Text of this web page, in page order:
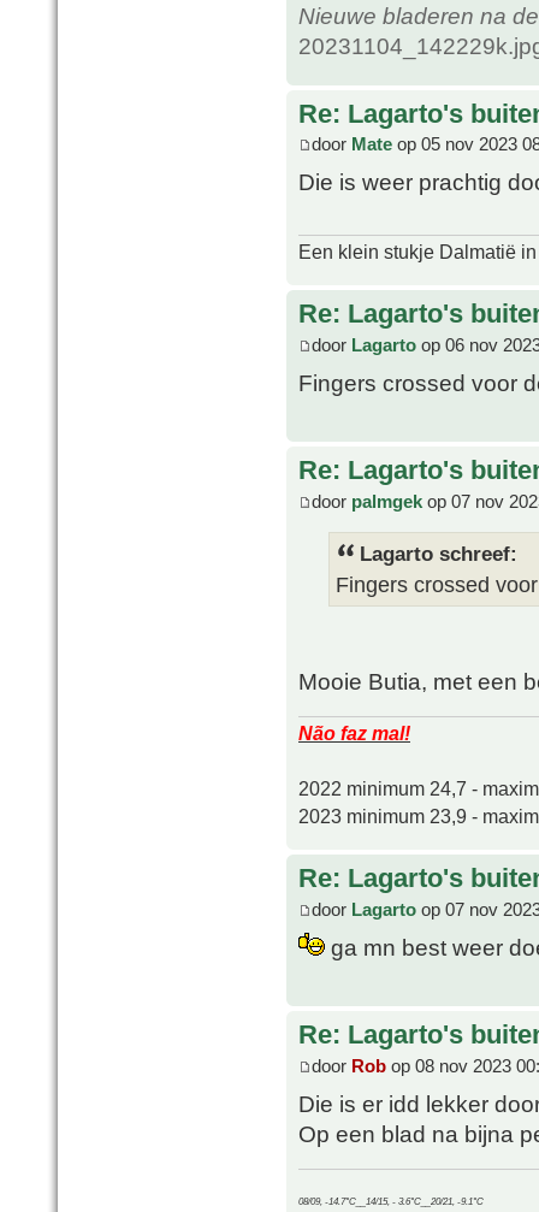
Nieuwe bladeren na
Re: Lagarto's
door Mate op 05 nov 2023
Die is weer prachtig
Een klein stukje Dalmatië
Re: Lagarto's
door Lagarto op 06 nov
Fingers crossed voor
Re: Lagarto's
door palmgek op 07 nov
Lagarto schreef:
Fingers crossed
Mooie Butia, met een
Não faz mal!
2022 minimum 24,7 -
2023 minimum 23,9 -
Re: Lagarto's
door Lagarto op 07 nov
ga mn best weer
Re: Lagarto's
door Rob op 08 nov 2023
Die is er idd lekker
Op een blad na bijna
08/09, -14.7°C__14/15, - 3.6°C__20/21, -9.1°C